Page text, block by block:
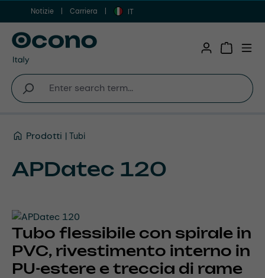
Vai al contenuto principale
Notizie Carriera IT
Prodotti Tubi
APDatec 120
Tubo flessibile con spirale in
PVC, rivestimento interno in
PU-estere e treccia di rame